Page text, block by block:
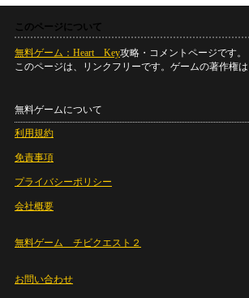
このページについて
無料ゲーム：Heart Key攻略・コメントページです。
このページは、リンクフリーです。ゲームの著作権は
無料ゲームについて
利用規約
免責事項
プライバシーポリシー
会社概要
無料ゲーム チビクエスト２
お問い合わせ